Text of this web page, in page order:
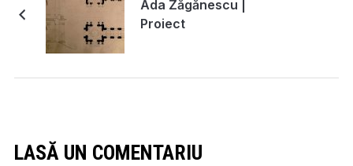
Ada Zăgănescu |
Proiect
LASĂ UN COMENTARIU